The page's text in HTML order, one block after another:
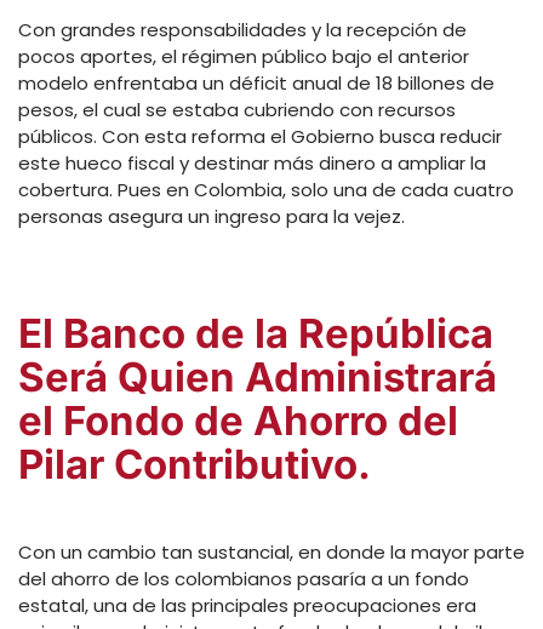
Con grandes responsabilidades y la recepción de
pocos aportes, el régimen público bajo el anterior
modelo enfrentaba un déficit anual de 18 billones de
pesos, el cual se estaba cubriendo con recursos
públicos. Con esta reforma el Gobierno busca reducir
este hueco fiscal y destinar más dinero a ampliar la
cobertura. Pues en Colombia, solo una de cada cuatro
personas asegura un ingreso para la vejez.
El Banco de la República
Será Quien Administrará
el Fondo de Ahorro del
Pilar Contributivo.
Con un cambio tan sustancial, en donde la mayor parte
del ahorro de los colombianos pasaría a un fondo
estatal, una de las principales preocupaciones era